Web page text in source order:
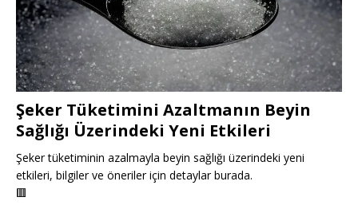
Şeker Tüketimini Azaltmanın Beyin
Sağlığı Üzerindeki Yeni Etkileri
Şeker tüketiminin azalmayla beyin sağlığı üzerindeki yeni
etkileri, bilgiler ve öneriler için detaylar burada.
🟥